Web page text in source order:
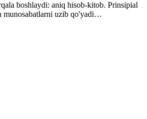
boshlaydi: aniq hisob-kitob. Prinsipial
munosabatlarni uzib qo'yadi…